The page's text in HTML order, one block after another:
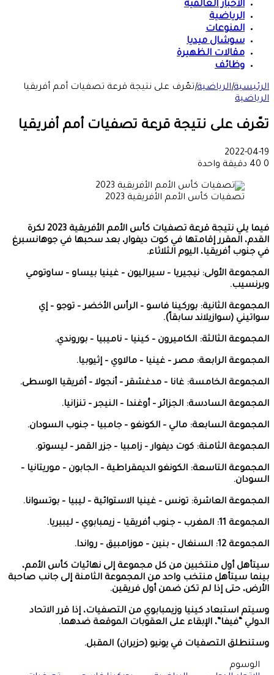
الأخبار العالمية
الرياضية
المنوعات
سوشال ميديا
مقالات الظهيرة
وظائف
الرئيسية|الرياضية|تعّرف على نتيجة قرعة تصفيات أمم أفريقيا
الرياضية
تعّرف على نتيجة قرعة تصفيات أمم أفريقيا
2022-04-19
0
دقيقة واحدة
تصفيات كأس الأمم الأفريقية 2023
فيما يلي نتيجة قرعة تصفيات كأس الأمم الأفريقية 2023 لكرة
القدم، المقرر إقامتها في كوت ديفوار، بعد سحبها في جوهانسبرغ
في جنوب أفريقيا، اليوم الثلاثاء.
المجموعة الأولى: نيجيريا – سيراليون – غينيا بيساو – ساوتومي
وبرنسيب.
المجموعة الثانية: بوركينا فاسو – الرأس الأخضر – توجو – إي
سواتيني (سوازيلاند سابقاً).
المجموعة الثالثة: الكاميرون – كينيا – ناميبيا – بوروندي.
المجموعة الرابعة: مصر – غينيا – مالاوي – إثيوبيا.
المجموعة الخامسة: غانا – مدغشقر – أنجولا – أفريقيا الوسطى.
المجموعة السادسة: الجزائر – أوغندا – النيجر – تنزانيا.
المجموعة السابعة: مالي – الكونغو – جامبيا – جنوب السودان.
المجموعة الثامنة: كوت ديفوار – زامبيا – جزر القمر – ليسوتو.
المجموعة التاسعة: الكونغو الديمقراطية – الجابون – موريتانيا –
السودان.
المجموعة العاشرة: تونس – غينيا الاستوائية – ليبيا – بوتسوانا.
المجموعة 11: المغرب – جنوب أفريقيا – زيمبابوي – ليبيريا.
المجموعة 12: السنغال – بنين – موزامبيق – رواندا.
سيتأهل أول منتخبين من كل مجموعة إلى نهائيات كأس الأمم،
بينما سيتأهل منتخب واحد من المجموعة الثامنة إلى جانب صاحبة
الأرض، حتى إذا لم تكن ضمن أول فريقين.
وسيتم استبعاد كينيا وزيمبابوي من التصفيات، إذا قرر الاتحاد
الدولي “فيفا”، الإبقاء على العقوبات الموقعة ضدهما.
وستنطلق التصفيات في يونيو (حزيران) المقبل.
الوسوم